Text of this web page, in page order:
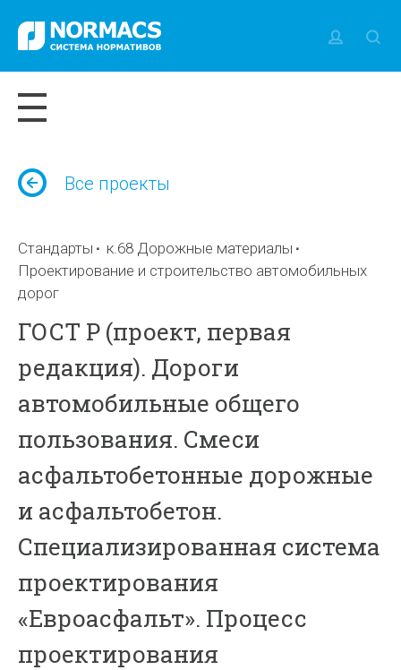
Все проекты
Стандарты
к.68 Дорожные материалы
Проектирование и строительство автомобильных
дорог
ГОСТ Р (проект, первая
редакция). Дороги
автомобильные общего
пользования. Смеси
асфальтобетонные дорожные
и асфальтобетон.
Специализированная система
проектирования
«Евроасфальт». Процесс
проектирования